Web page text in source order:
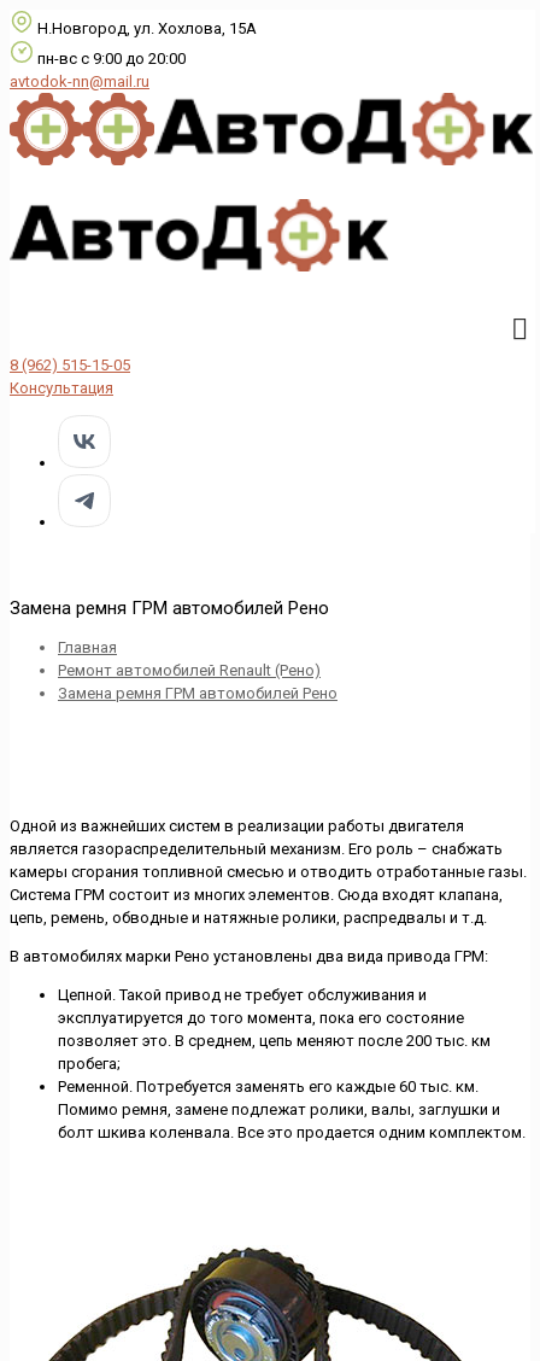
Н.Новгород, ул. Хохлова, 15А
пн-вс с 9:00 до 20:00
avtodok-nn@mail.ru
8 (962) 515-15-05
Консультация
Замена ремня ГРМ автомобилей Рено
Главная
Ремонт автомобилей Renault (Рено)
Замена ремня ГРМ автомобилей Рено
Одной из важнейших систем в реализации работы двигателя
является газораспределительный механизм. Его роль – снабжать
камеры сгорания топливной смесью и отводить отработанные газы.
Система ГРМ состоит из многих элементов. Сюда входят клапана,
цепь, ремень, обводные и натяжные ролики, распредвалы и т.д.
В автомобилях марки Рено установлены два вида привода ГРМ:
Цепной. Такой привод не требует обслуживания и
эксплуатируется до того момента, пока его состояние
позволяет это. В среднем, цепь меняют после 200 тыс. км
пробега;
Ременной. Потребуется заменять его каждые 60 тыс. км.
Помимо ремня, замене подлежат ролики, валы, заглушки и
болт шкива коленвала. Все это продается одним комплектом.